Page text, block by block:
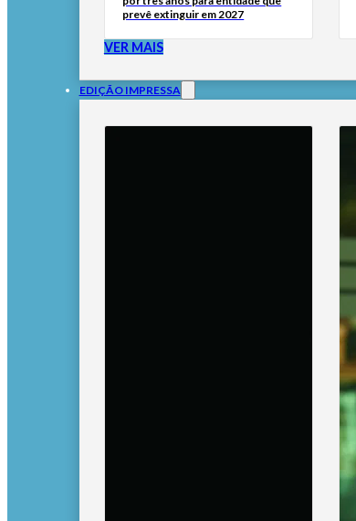
prevê extinguir em 2027
VER MAIS
EDIÇÃO IMPRESSA